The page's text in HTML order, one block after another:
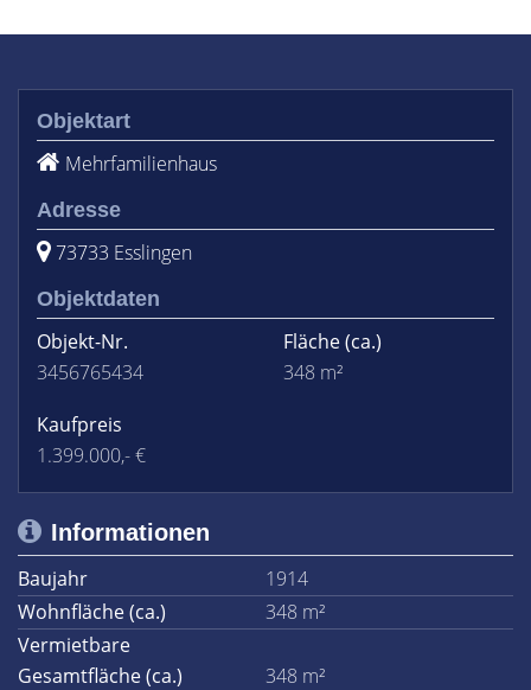
Objektart
Mehrfamilienhaus
Adresse
73733 Esslingen
Objektdaten
Objekt-Nr.
3456765434
Fläche(ca.)
348 m²
Kaufpreis
1.399.000,- €
Informationen
Baujahr
1914
Wohnfläche (ca.)
348 m²
Vermietbare
Gesamtfläche (ca.)
348 m²